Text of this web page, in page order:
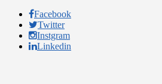
Facebook
Twitter
Instgram
Linkedin